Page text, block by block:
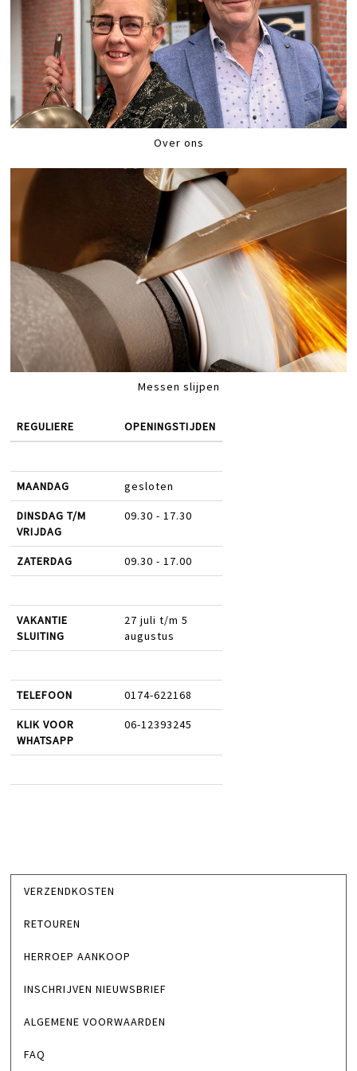
Over ons
Messen slijpen
REGULIERE OPENINGSTIJDEN
MAANDAG gesloten
DINSDAG T/M
VRIJDAG
09.30 - 17.30
ZATERDAG 09.30 - 17.00
VAKANTIE
SLUITING
27 juli t/m 5
augustus
TELEFOON 0174-622168
KLIK VOOR
WHATSAPP
06-12393245
VERZENDKOSTEN
RETOUREN
HERROEP AANKOOP
INSCHRIJVEN NIEUWSBRIEF
ALGEMENE VOORWAARDEN
FAQ